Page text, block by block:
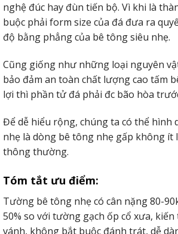
nghệ đúc hay đùn tiến bộ. Vì khi là
buộc phải form size của đá đưa ra
độ bằng phẳng của bê tông siêu nhẹ.
Cũng giống như những loại nguyên
bảo đảm an toàn chất lượng cao tấm
lợi thì phần tử đá phải đc bão hòa
Để dễ hiểu rộng, chúng ta có thể hình
nhẹ là dòng bê tông nhẹ gấp không ít
thông thường.
Tóm tắt ưu điểm:
Tường bê tông nhẹ có cân nặng 80-
50% so với tường gạch ốp cổ xưa,
vánh, không bắt buộc đánh trát, dễ